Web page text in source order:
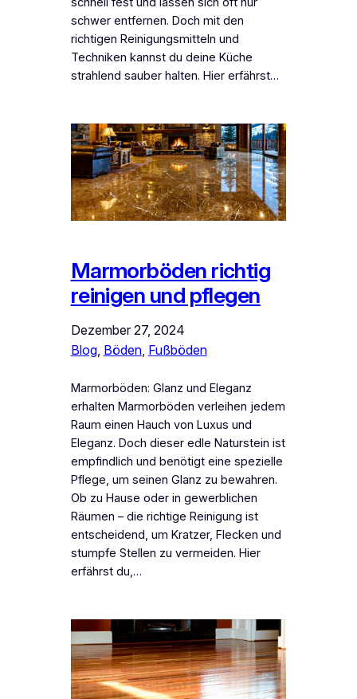
schwer entfernen. Doch mit den
richtigen Reinigungsmitteln und
Techniken kannst du deine Küche
strahlend sauber halten. Hier erfährst…
Marmorböden richtig
reinigen und pflegen
Dezember 27, 2024
Blog, Böden, Fußböden
Marmorböden: Glanz und Eleganz
erhalten Marmorböden verleihen jedem
Raum einen Hauch von Luxus und
Eleganz. Doch dieser edle Naturstein ist
empfindlich und benötigt eine spezielle
Pflege, um seinen Glanz zu bewahren.
Ob zu Hause oder in gewerblichen
Räumen – die richtige Reinigung ist
entscheidend, um Kratzer, Flecken und
stumpfe Stellen zu vermeiden. Hier
erfährst du,…